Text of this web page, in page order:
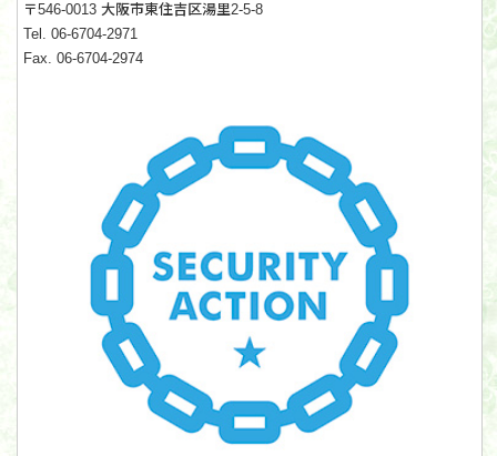
〒546-0013 大阪市東住吉区湯里2-5-8
Tel. 06-6704-2971
Fax. 06-6704-2974